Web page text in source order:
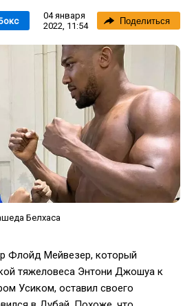
04 января
2022, 11:54
Поделиться
Белхаса
Флойд Мейвезер, который
тяжеловеса Энтони Джошуа к
Усиком, оставил своего